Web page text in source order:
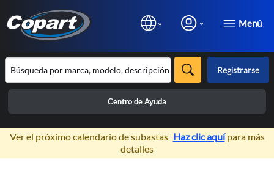
Menú
Registrarse
Centro de Ayuda
×
Ver el próximo calendario de subastas Haz clic aquípara más
detalles